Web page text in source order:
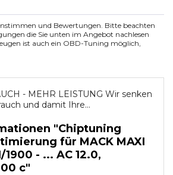
und Bewertungen. Bitte beachten
die Sie unten im Angebot nachlesen
ist auch ein OBD-Tuning möglich,
- MEHR LEISTUNG Wir senken
und damit Ihre...
"Chiptuning
für MACK MAXI
1900 - ... AC 12.0,
c"